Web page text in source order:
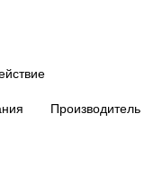
Производитель